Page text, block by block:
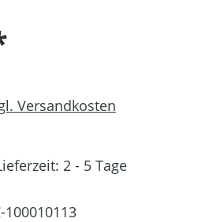
Versandkosten
2 - 5 Tage
100010113